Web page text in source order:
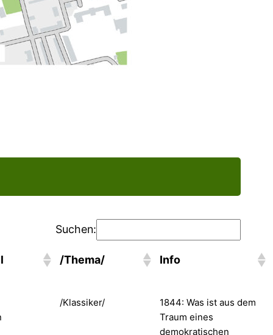
Suchen:
/Thema/ Info
/Klassiker/
1844: Was ist aus dem
Traum eines
demokratischen